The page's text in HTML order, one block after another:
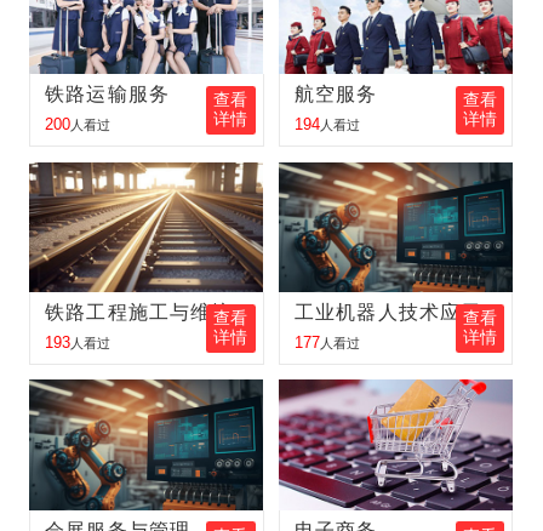
周立可 报名 电子商务 报名地区：伊春
富大龙 报名 工程测量 报名地区：五大连池
张昕鑫 报名 护理 报名地区：齐齐哈尔
李立新 报名 工程测量 报名地区：五大连池
孙 丽 报名 铁路客运服务 报名地区：大庆
金向东 新能源汽车 报名地区：双鸭山
王中琪 报名 铁路客运服务 报名地区：内蒙古
李金奇 报名 邮轮乘务 报名地区：吉林
王梦瑶 报名 电子商务 报名地区：伊春
铁路运输服务
200人看过
查看
详情
航空服务
194人看过
查看
详情
铁路工程施工与维护
193人看过
查看
详情
工业机器人技术应用
177人看过
查看
详情